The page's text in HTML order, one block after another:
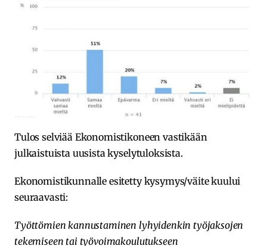
Tulos selviää Ekonomistikoneen vastikään
julkaistuista uusista kyselytuloksista.
Ekonomistikunnalle esitetty kysymys/väite kuului
seuraavasti:
Työttömien kannustaminen lyhyidenkin työjaksojen
tekemiseen tai työvoimakoulutukseen